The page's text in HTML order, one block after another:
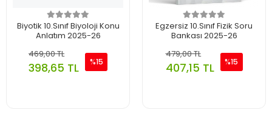
Biyotik 10.Sınıf Biyoloji Konu
Anlatım 2025-26
469,00 TL
398,65 TL %15
Egzersiz 10.Sınıf Fizik Soru
Bankası 2025-26
479,00 TL
407,15 TL %15